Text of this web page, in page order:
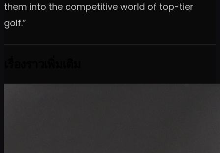
them into the competitive world of top-tier
golf.”